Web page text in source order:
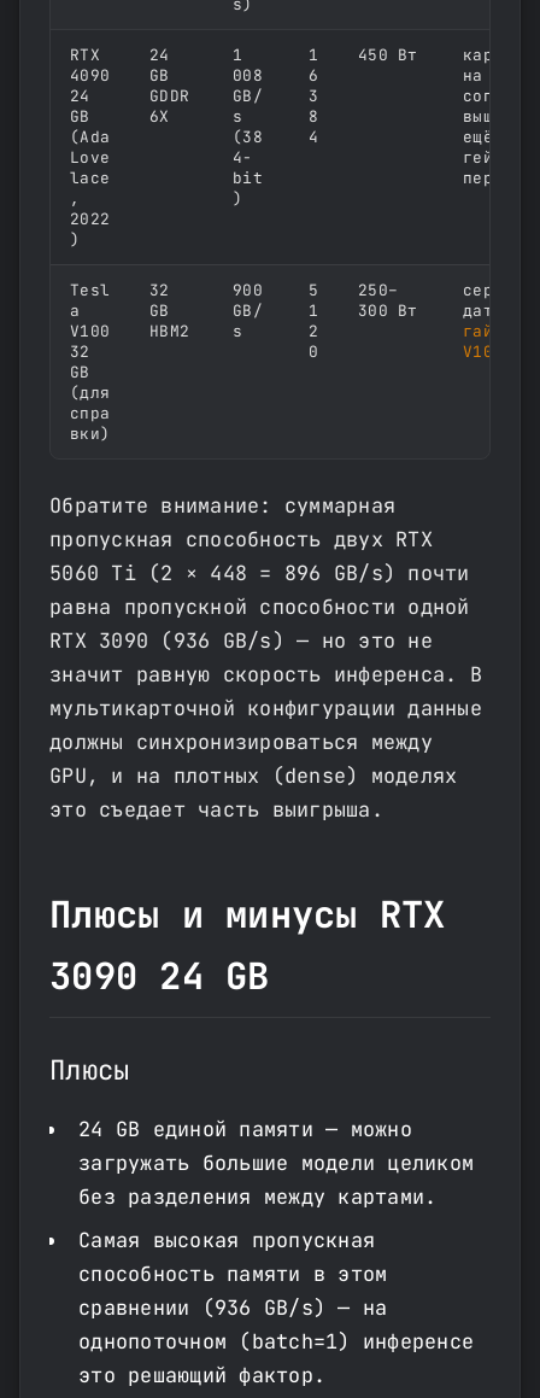
RTX
4090
24
GB
(Ada
Love
lace
,
2022
)
24
GB
GDDR
6X
1
008
GB/
s
(38
4-
bit
)
1
6
3
8
4
450 Вт
карта
на
выше —
ещё и
Tesl
a
V100
32
GB
(для
спра
вки)
32
GB
HBM2
900
GB/
s
5
1
2
0
250–
300 Вт
дата-
гайде
V100
Обратите внимание: суммарная
пропускная способность двух RTX
5060 Ti (2 × 448 = 896 GB/s) почти
равна пропускной способности одной
RTX 3090 (936 GB/s) — но это не
значит равную скорость инференса. В
мультикарточной конфигурации данные
должны синхронизироваться между
GPU, и на плотных (dense) моделях
это съедает часть выигрыша.
Плюсы и минусы RTX
3090 24 GB
Плюсы
24 GB единой памяти — можно
загружать большие модели целиком
без разделения между картами.
Самая высокая пропускная
способность памяти в этом
сравнении (936 GB/s) — на
однопоточном (batch=1) инференсе
это решающий фактор.